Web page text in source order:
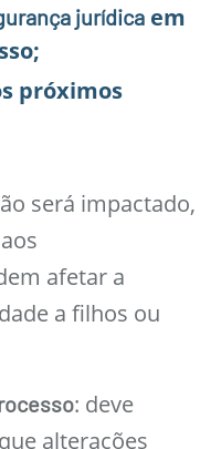
jurídica em
próximos
será impactado,
afetar a
a filhos ou
: deve
alterações